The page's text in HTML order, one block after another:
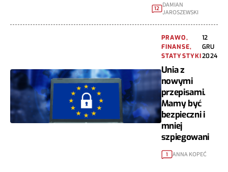
12 DAMIAN
JAROSZEWSKI
PRAWO,
FINANSE,
STATYSTYKI
12
GRU
2024
Unia z
nowymi
przepisami.
Mamy być
bezpieczni i
mniej
szpiegowani
1 ANNA KOPEĆ